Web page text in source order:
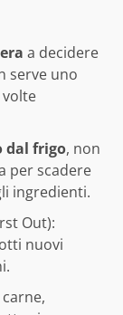
a decidere
serve uno
dal frigo, non
per scadere
ingredienti.
Out):
nuovi